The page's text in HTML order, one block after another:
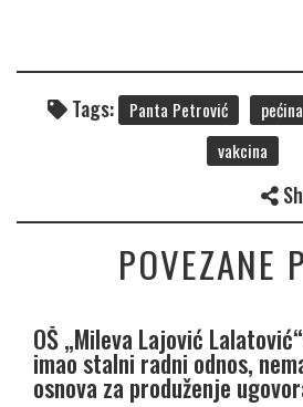
Tags: Panta Petrović pećina
vakcina
POVEZANE
OŠ „Mileva Lajović
imao stalni radni odnos,
osnova za produženje